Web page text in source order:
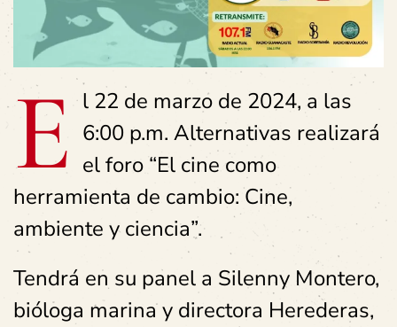
E l 22 de marzo de 2024, a las
6:00 p.m. Alternativas realizará
el foro “El cine como
herramienta de cambio: Cine,
ambiente y ciencia”.
Tendrá en su panel a Silenny Montero,
bióloga marina y directora Herederas,